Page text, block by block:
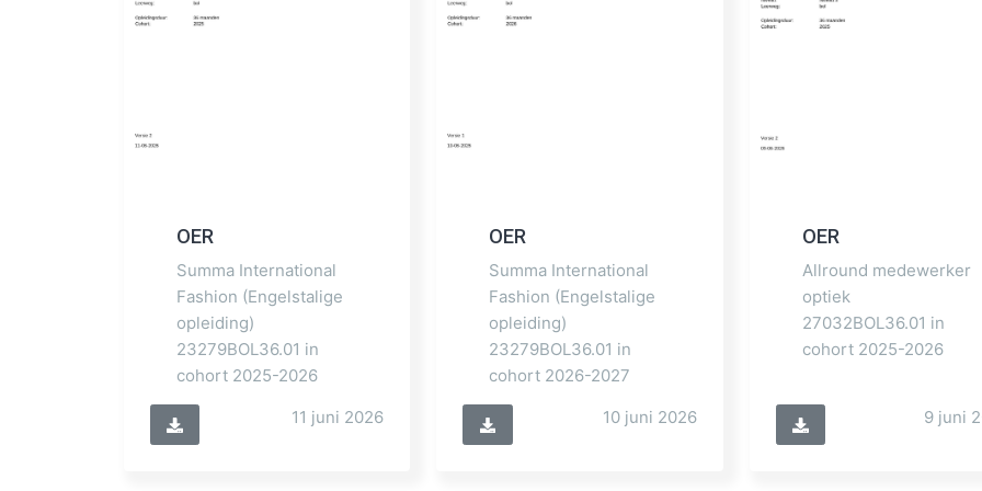
OER
Summa International
Fashion (Engelstalige
opleiding)
23279BOL36.01 in
cohort 2025-2026
11 juni 2026
OER
Summa International
Fashion (Engelstalige
opleiding)
23279BOL36.01 in
cohort 2026-2027
10 juni 2026
OER
Allround medewerker
optiek
27032BOL36.01 in
cohort 2025-2026
9 juni